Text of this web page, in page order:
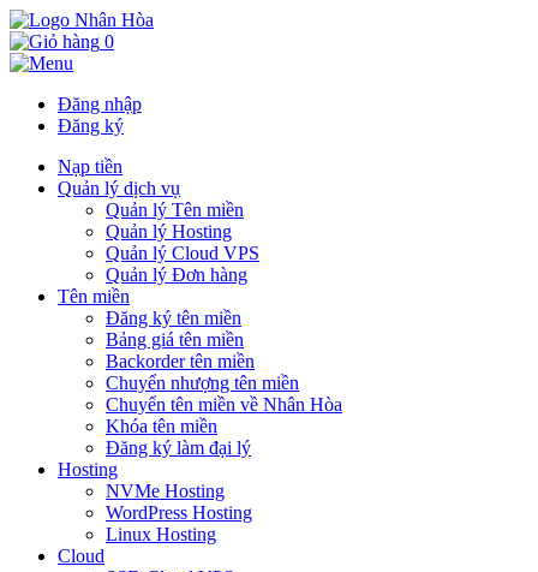
0
Đăng nhập
Đăng ký
Nạp tiền
Quản lý dịch vụ
Quản lý Tên miền
Quản lý Hosting
Quản lý Cloud VPS
Quản lý Đơn hàng
Tên miền
Đăng ký tên miền
Bảng giá tên miền
Backorder tên miền
Chuyển nhượng tên miền
Chuyển tên miền về Nhân Hòa
Khóa tên miền
Đăng ký làm đại lý
Hosting
NVMe Hosting
WordPress Hosting
Linux Hosting
Cloud